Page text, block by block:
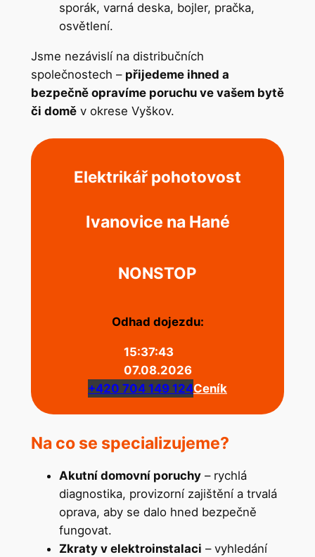
sporák, varná deska, bojler, pračka,
osvětlení.
Jsme nezávislí na distribučních
společnostech – přijedeme ihned a
bezpečně opravíme poruchu ve vašem bytě
či doměv okrese Vyškov.
Elektrikář pohotovost
Ivanovice na Hané
NONSTOP
Odhad dojezdu:
15:37:43
07.08.2026
+420 704 149 124Ceník
Na co se specializujeme?
Akutní domovní poruchy– rychlá
diagnostika, provizorní zajištění a trvalá
oprava, aby se dalo hned bezpečně
fungovat.
Zkraty v elektroinstalaci – vyhledání